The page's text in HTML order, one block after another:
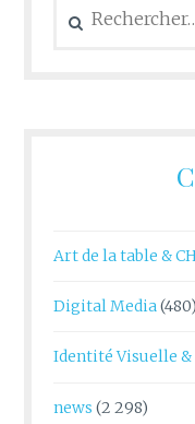
Art de la table &
Digital Media(480)
Identité Visuelle
news (2 298)